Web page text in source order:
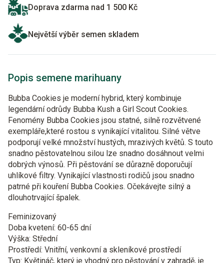
Doprava zdarma nad 1 500 Kč
Největší výběr semen skladem
Popis semene marihuany
Bubba Cookies je moderní hybrid, který kombinuje
legendární odrůdy Bubba Kush a Girl Scout Cookies.
Fenomény Bubba Cookies jsou statné, silně rozvětvené
exempláře,které rostou s vynikající vitalitou. Silné větve
podporují velké množství hustých, mrazivých květů. S touto
snadno pěstovatelnou silou lze snadno dosáhnout velmi
dobrých výnosů. Při pěstování se důrazně doporučují
uhlíkové filtry. Vynikající vlastnosti rodičů jsou snadno
patrné při kouření Bubba Cookies. Očekávejte silný a
dlouhotrvající špalek.
Feminizovaný
Doba kvetení: 60-65 dní
Výška: Střední
Prostředí: Vnitřní, venkovní a skleníkové prostředí
Typ: Květináč, který je vhodný pro pěstování v zahradě, je